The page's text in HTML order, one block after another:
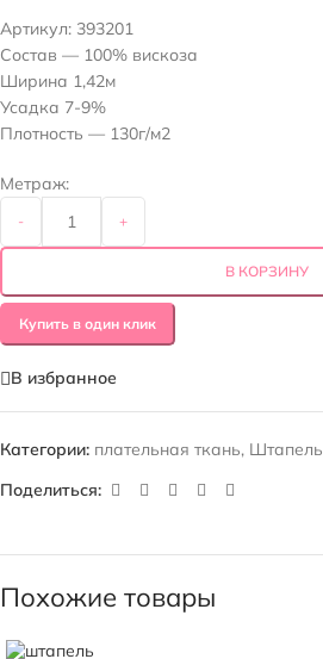
Артикул: 393201
Состав — 100% вискоза
Ширина 1,42м
Усадка 7-9%
Плотность — 130г/м2
Метраж:
- +
В КОРЗИНУ
Купить в один клик
В избранное
Категории: плательная ткань, Штапель
Поделиться:
Похожие товары